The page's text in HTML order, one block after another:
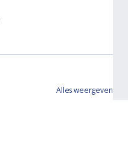
Alles weergeven